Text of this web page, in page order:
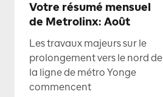
Votre résumé mensuel
de Metrolinx: Août
Les travaux majeurs sur le
prolongement vers le nord de
la ligne de métro Yonge
commencent